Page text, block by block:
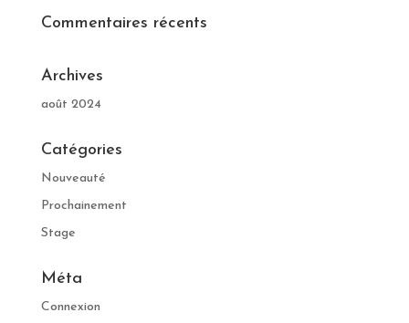
Commentaires récents
Archives
août 2024
Catégories
Nouveauté
Prochainement
Stage
Méta
Connexion